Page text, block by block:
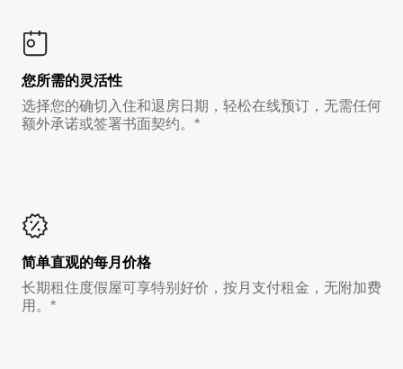
您所需的灵活性
选择您的确切入住和退房日期，轻松在线预订，无需任何
额外承诺或签署书面契约。*
简单直观的每月价格
长期租住度假屋可享特别好价，按月支付租金，无附加费
用。*